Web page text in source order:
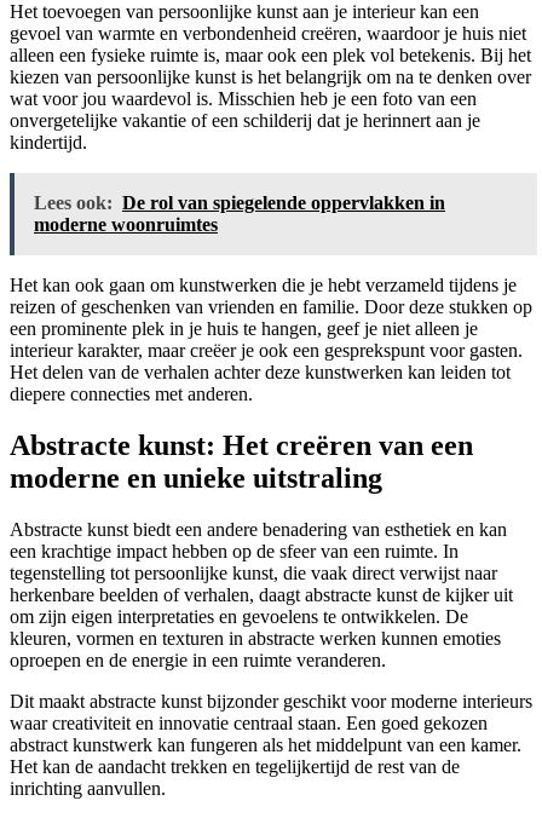
Het toevoegen van persoonlijke kunst aan je interieur kan een
gevoel van warmte en verbondenheid creëren, waardoor je huis niet
alleen een fysieke ruimte is, maar ook een plek vol betekenis. Bij het
kiezen van persoonlijke kunst is het belangrijk om na te denken over
wat voor jou waardevol is. Misschien heb je een foto van een
onvergetelijke vakantie of een schilderij dat je herinnert aan je
kindertijd.
Lees ook: De rol van spiegelende oppervlakken in
moderne woonruimtes
Het kan ook gaan om kunstwerken die je hebt verzameld tijdens je
reizen of geschenken van vrienden en familie. Door deze stukken op
een prominente plek in je huis te hangen, geef je niet alleen je
interieur karakter, maar creëer je ook een gesprekspunt voor gasten.
Het delen van de verhalen achter deze kunstwerken kan leiden tot
diepere connecties met anderen.
Abstracte kunst: Het creëren van een
moderne en unieke uitstraling
Abstracte kunst biedt een andere benadering van esthetiek en kan
een krachtige impact hebben op de sfeer van een ruimte. In
tegenstelling tot persoonlijke kunst, die vaak direct verwijst naar
herkenbare beelden of verhalen, daagt abstracte kunst de kijker uit
om zijn eigen interpretaties en gevoelens te ontwikkelen. De
kleuren, vormen en texturen in abstracte werken kunnen emoties
oproepen en de energie in een ruimte veranderen.
Dit maakt abstracte kunst bijzonder geschikt voor moderne interieurs
waar creativiteit en innovatie centraal staan. Een goed gekozen
abstract kunstwerk kan fungeren als het middelpunt van een kamer.
Het kan de aandacht trekken en tegelijkertijd de rest van de
inrichting aanvullen.